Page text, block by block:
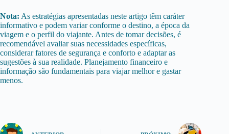
Nota: As estratégias apresentadas neste artigo têm caráter
informativo e podem variar conforme o destino, a época da
viagem e o perfil do viajante. Antes de tomar decisões, é
recomendável avaliar suas necessidades específicas,
considerar fatores de segurança e conforto e adaptar as
sugestões à sua realidade. Planejamento financeiro e
informação são fundamentais para viajar melhor e gastar
menos.